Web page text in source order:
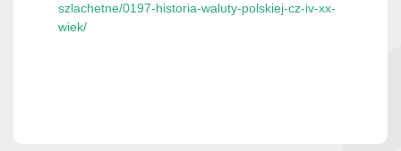
szlachetne/0197-historia-waluty-polskiej-cz-iv-xx-
wiek/